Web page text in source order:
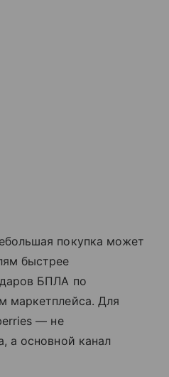
покупка может
быстрее
БПЛА по
маркетплейса. Для
— не
а основной канал